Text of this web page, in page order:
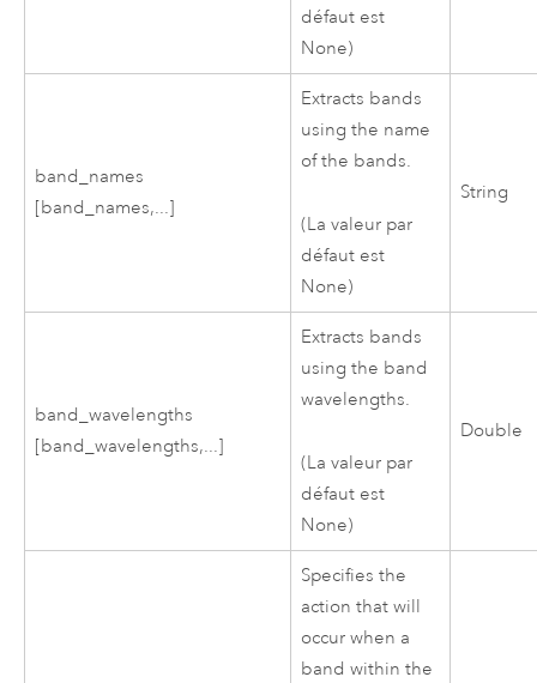
défaut est
None)
band_names
[band_names,...]
Extracts bands
using the name
of the bands.
(La valeur par
défaut est
None)
String
band_wavelengths
[band_wavelengths,...]
Extracts bands
using the band
wavelengths.
(La valeur par
défaut est
None)
Double
Specifies the
action that will
occur when a
band within the